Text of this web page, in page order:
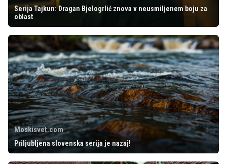
Serija Tajkun: Dragan Bjelogrlić znova v neusmiljenem boju za
oblast
Moskisvet.com
Priljubljena slovenska serija je nazaj!